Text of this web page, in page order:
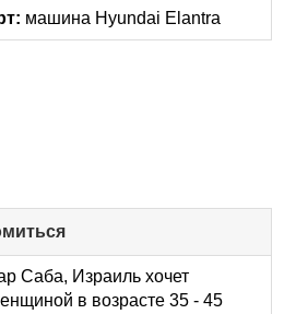
машина Hyundai Elantra
to
collapse
contents
Саба, Израиль хочет
в возрасте 35 - 45